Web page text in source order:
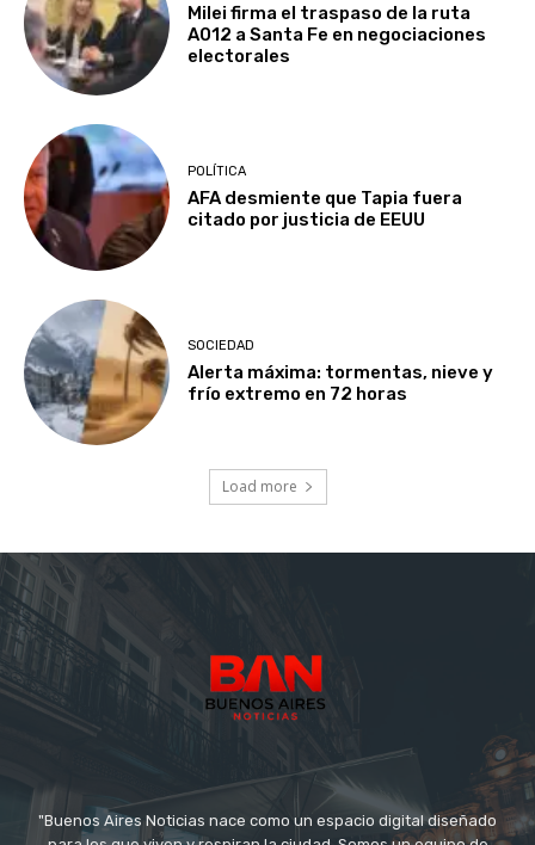
Milei firma el traspaso de la ruta
A012 a Santa Fe en negociaciones
electorales
POLÍTICA
AFA desmiente que Tapia fuera
citado por justicia de EEUU
SOCIEDAD
Alerta máxima: tormentas, nieve y
frío extremo en 72 horas
Load more
"Buenos Aires Noticias nace como un espacio digital diseñado